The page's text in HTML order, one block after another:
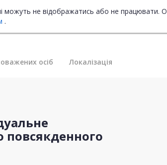
можуть не відображатись або не працювати.
.
осіб Локалізація
повсякденного